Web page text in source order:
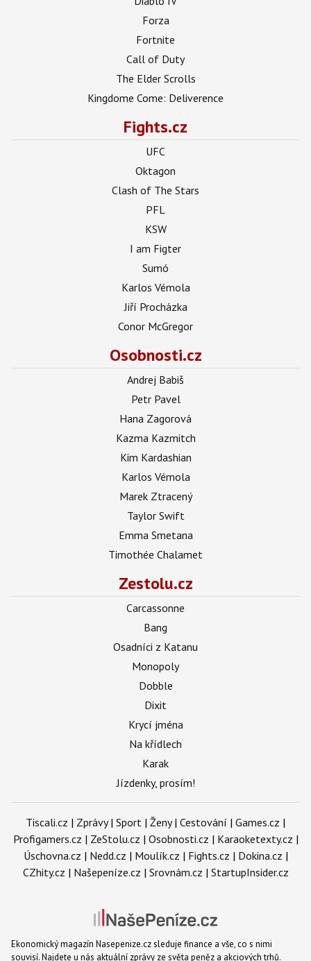
Forza
Fortnite
Call of Duty
The Elder Scrolls
Kingdome Come: Deliverence
Fights.cz
UFC
Oktagon
Clash of The Stars
PFL
KSW
I am Figter
Sumó
Karlos Vémola
Jiří Procházka
Conor McGregor
Osobnosti.cz
Andrej Babiš
Petr Pavel
Hana Zagorová
Kazma Kazmitch
Kim Kardashian
Karlos Vémola
Marek Ztracený
Taylor Swift
Emma Smetana
Timothée Chalamet
Zestolu.cz
Carcassonne
Bang
Osadníci z Katanu
Monopoly
Dobble
Dixit
Krycí jména
Na křídlech
Karak
Jízdenky, prosím!
Tiscali.cz | Zprávy| Sport | Ženy| Cestování | Games.cz |
Profigamers.cz | ZeStolu.cz | Osobnosti.cz | Karaoketexty.cz |
Úschovna.cz | Nedd.cz | Moulík.cz | Fights.cz | Dokina.cz |
CZhity.cz | Našepeníze.cz | Srovnám.cz | StartupInsider.cz
Ekonomický magazín Nasepenize.cz sleduje finance a vše, co s nimi
souvisí. Najdete u nás aktuální zprávy ze světa peněz a akciových trhů.